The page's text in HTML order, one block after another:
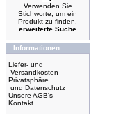
Verwenden Sie
Stichworte, um ein
Produkt zu finden.
erweiterte Suche
Informationen
Liefer- und
Versandkosten
Privatsphäre
und Datenschutz
Unsere AGB's
Kontakt